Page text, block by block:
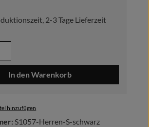
2-3 Tage Lieferzeit
Anzahl: Gib den gewünschten
In den Warenkorb
hinzufügen
S1057-Herren-S-schwarz